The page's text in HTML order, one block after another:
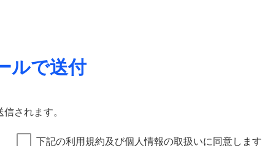
ルで送付
されます。
下記の利用規約及び個人情報の取扱いに同意します